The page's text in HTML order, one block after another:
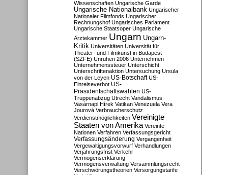
Wissenschaften Ungarische Garde
Ungarische Nationalbank Ungarischer
Nationaler Filmfonds Ungarischer
Rechnungshof Ungarisches Parlament
Ungarische Staatsoper Ungarische
Ärztekammer Ungarn Ungarn-
Kritik Universitäten Universität für
Theater- und Filmkunst in Budapest
(SZFE) Unruhen 2006 Unternehmen
Unternehmenssteuer Unterschicht
Unterschriftenaktion Untersuchung Ursula
von der Leyen US-Botschaft US-
Einreiseverbot US-
Präsidentschaftswahlen US-
Truppenabzug Utrecht Vandalismus
Vasárnapi Hírek Vatikan Venezuela Vera
Jourová Verbraucherschutz
Verdienstmöglichkeiten Vereinigte
Staaten von Amerika Vereinte
Nationen Verfahren Verfassungsgericht
Verfassungsänderung Vergangenheit
Vergewaltigungsvorwurf Verhandlungen
Verjährungsfrist Verkehr
Vermögenserklärung
Vermögensverwaltung Versammlungsrecht
Verschwörungstheorien Versorgungstarife